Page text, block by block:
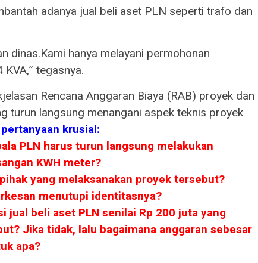
adanya jual beli aset PLN seperti trafo dan
dinas.Kami hanya melayani permohonan
tegasnya.
Rencana Anggaran Biaya (RAB) proyek dan
turun langsung menangani aspek teknis proyek
krusial:
PLN harus turun langsung melakukan
KWH meter?
yang melaksanakan proyek tersebut?
menutupi identitasnya?
jual beli aset PLN senilai Rp 200 juta yang
Jika tidak, lalu bagaimana anggaran sebesar
apa?